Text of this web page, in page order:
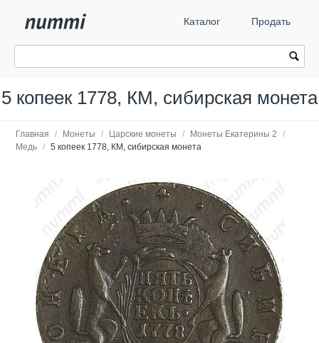
Каталог Продать
5 копеек 1778, КМ, сибирская монета
Главная / Монеты / Царские монеты / Монеты Екатерины 2
/
Медь / 5 копеек 1778, КМ, сибирская монета